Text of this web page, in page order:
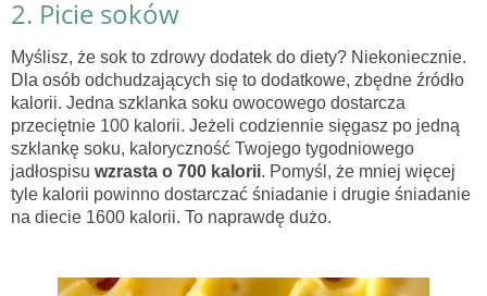
2. Picie soków
Myślisz, że sok to zdrowy dodatek do diety? Niekoniecznie.
Dla osób odchudzających się to dodatkowe, zbędne źródło
kalorii. Jedna szklanka soku owocowego dostarcza
przeciętnie 100 kalorii. Jeżeli codziennie sięgasz po jedną
szklankę soku, kaloryczność Twojego tygodniowego
jadłospisu wzrasta o 700 kalorii. Pomyśl, że mniej więcej
tyle kalorii powinno dostarczać śniadanie i drugie śniadanie
na diecie 1600 kalorii. To naprawdę dużo.